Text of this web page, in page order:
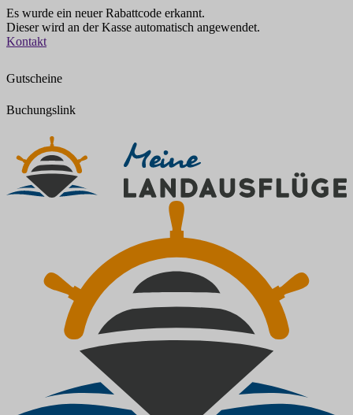
Es wurde ein neuer Rabattcode erkannt.
Dieser wird an der Kasse automatisch angewendet.
Zum
Kontakt
Gutscheine
Buchungslink